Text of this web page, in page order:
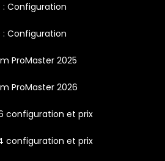
Configuration
Configuration
ProMaster 2025
ProMaster 2026
configuration et prix
configuration et prix